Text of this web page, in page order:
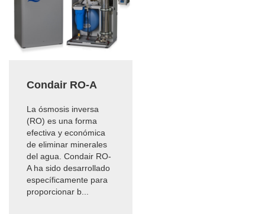
Condair RO-A
La ósmosis inversa
(RO) es una forma
efectiva y económica
de eliminar minerales
del agua. Condair RO-
A ha sido desarrollado
específicamente para
proporcionar b...